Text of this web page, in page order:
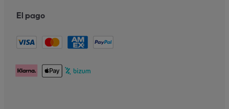
El pago